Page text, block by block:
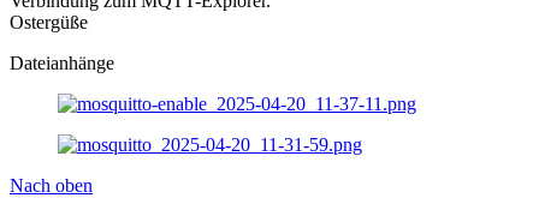
Ostergüße
Dateianhänge
Nach oben